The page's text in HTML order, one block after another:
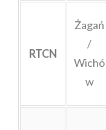
RTCN
Żagań
/
Wichó
w